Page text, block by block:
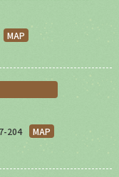
MAP
204
MAP